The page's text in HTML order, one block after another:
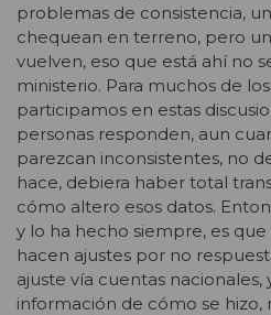
problemas de consistencia,
chequean en terreno, pero
vuelven, eso que está ahí no
ministerio. Para muchos de
participamos en estas
personas responden, aun
parezcan inconsistentes, no
hace, debiera haber total
cómo altero esos datos.
y lo ha hecho siempre, es
hacen ajustes por no
ajuste vía cuentas
información de cómo se hizo,